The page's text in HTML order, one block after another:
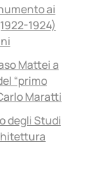
ai
1924)
Mattei a
“primo
Maratti
degli Studi